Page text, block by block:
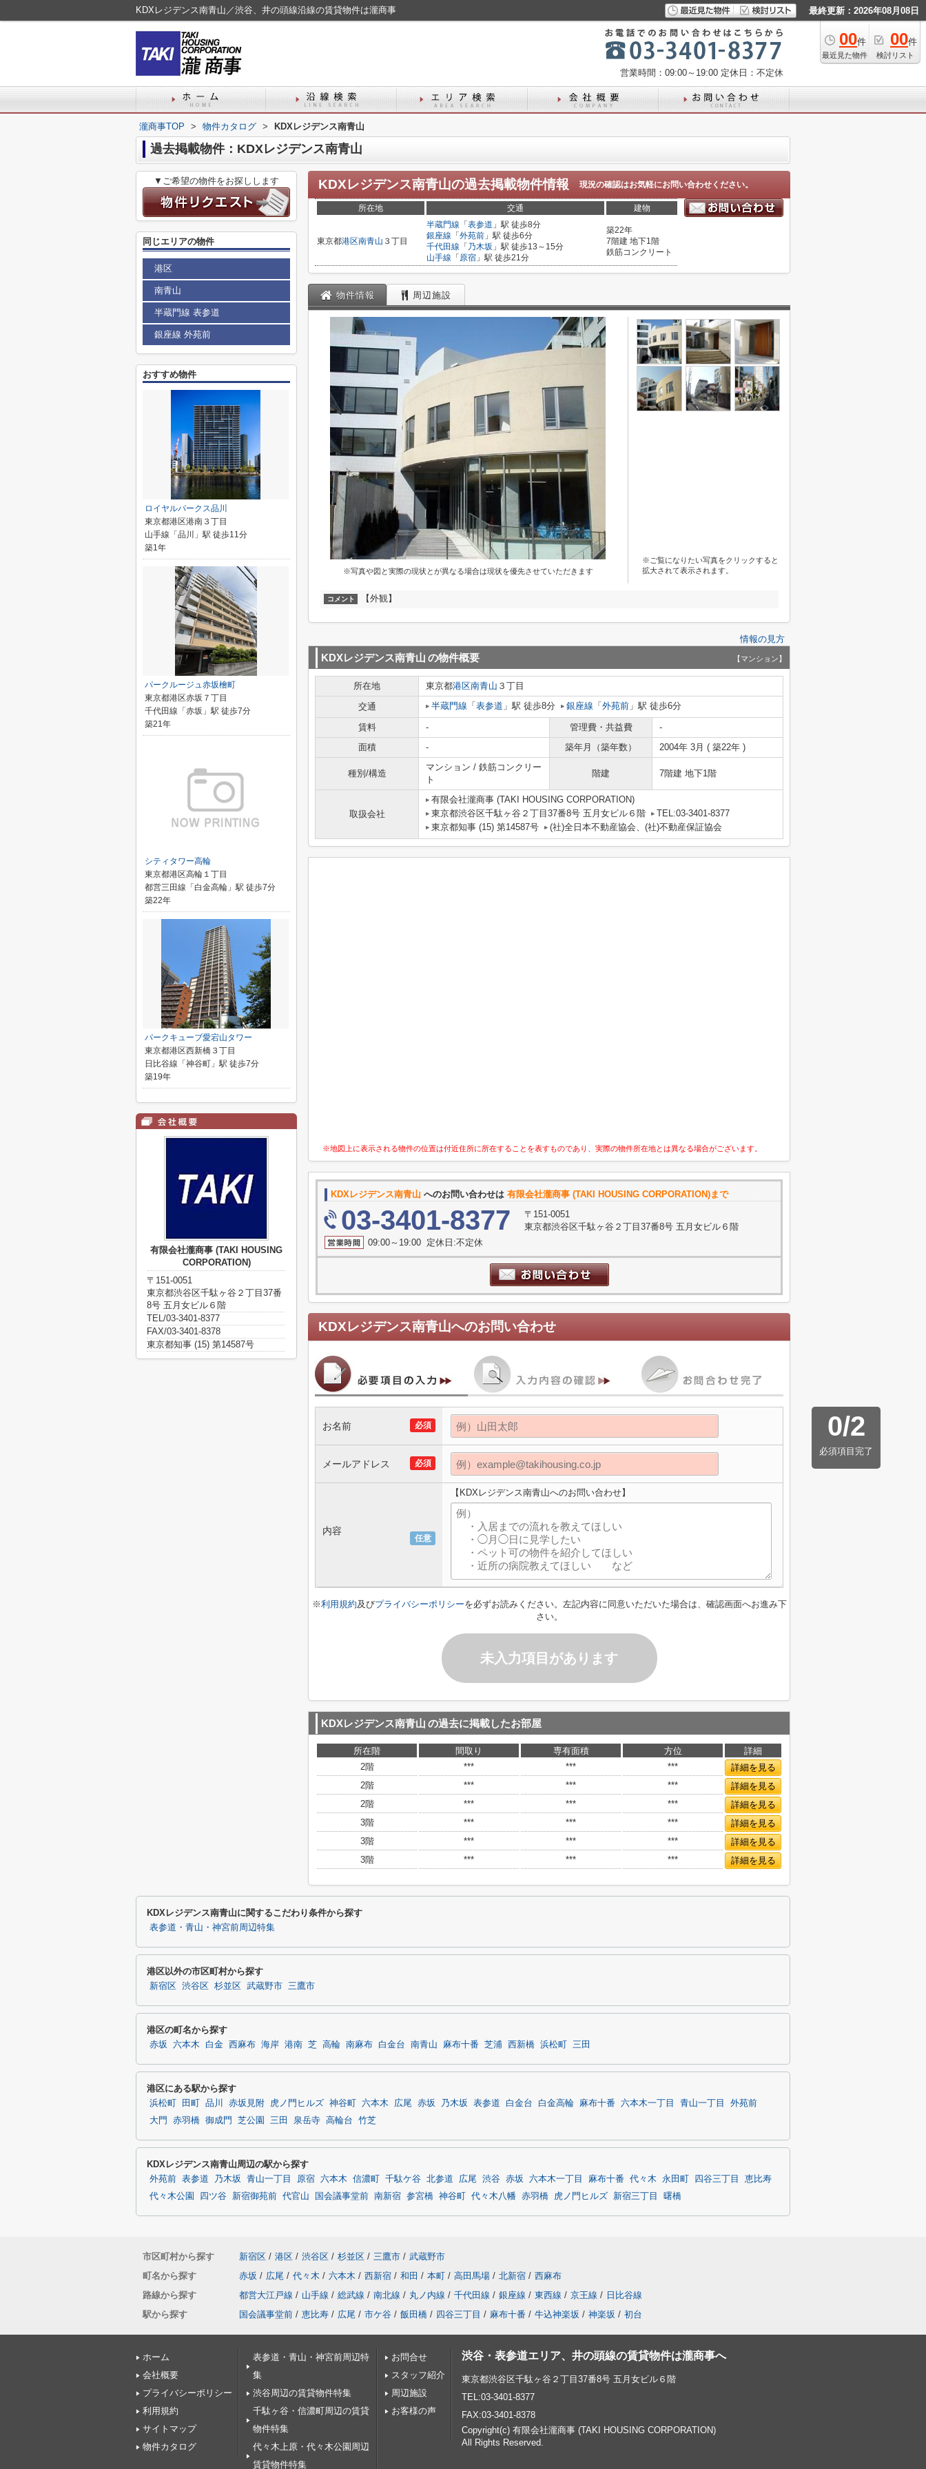
KDXレジデンス南青山／渋谷、井の頭線沿線の賃貸物件は瀧商事 最終更新：2026年08月08日
00件
最近見た物件
00件
検討リスト
営業時間：09:00～19:00 定休日：不定休
瀧商事TOP > 物件カタログ > KDXレジデンス南青山
過去掲載物件：KDXレジデンス南青山
KDXレジデンス南青山の過去掲載物件情報 現況の確認はお気軽にお問い合わせください。
所在地 交通 建物
東京都港区南青山 ３丁目
半蔵門線 「 表参道 」駅 徒歩8分
銀座線 「 外苑前 」駅 徒歩6分
千代田線 「 乃木坂 」駅 徒歩13～15分
山手線 「 原宿 」駅 徒歩21分
築22年
7階建 地下1階
鉄筋コンクリート
物件情報 周辺施設
※写真や図と実際の現状とが異なる場合は現状を優先させていただきます
※ご覧になりたい写真をクリックすると
拡大されて表示されます。
コメント 【外観】
情報の見方
KDXレジデンス南青山 の物件概要 【マンション】
所在地 東京都港区南青山 ３丁目
交通
半蔵門線 「 表参道 」駅 徒歩8分 銀座線 「 外苑前 」駅 徒歩6分
賃料 - 管理費・共益費
-
面積
- 築年月（築年数） 2004年 3月 ( 築22年 )
種別/構造
マンション / 鉄筋コンクリー
ト
階建 7階建 地下1階
取扱会社
有限会社瀧商事 (TAKI HOUSING CORPORATION)
東京都渋谷区千駄ヶ谷２丁目37番8号 五月女ビル６階
TEL:03-3401-8377
東京都知事 (15) 第14587号
(社)全日本不動産協会、(社)不動産保証協会
※地図上に表示される物件の位置は付近住所に所在することを表すものであり、実際の物件所在地とは異なる場合がございます。
KDXレジデンス南青山 へのお問い合わせは 有限会社瀧商事 (TAKI HOUSING CORPORATION)まで
03-3401-8377
〒151-0051
東京都渋谷区千駄ヶ谷２丁目37番8号 五月女ビル６階
09:00～19:00 定休日:不定休
KDXレジデンス南青山へのお問い合わせ
0/2
必須項目完了
必須
お名前
必須
メールアドレス
任意
内容
【KDXレジデンス南青山へのお問い合わせ】
※利用規約及びプライバシーポリシーを必ずお読みください。左記内容に同意いただいた場合は、確認画面へお進み下
さい。
未入力項目があります
KDXレジデンス南青山 の過去に掲載したお部屋
所在階 間取り 専有面積 方位
詳細
2階
*** *** ***
詳細を見る
2階
*** *** ***
詳細を見る
2階
*** *** ***
詳細を見る
3階
*** *** ***
詳細を見る
3階
*** *** ***
詳細を見る
3階
*** *** *** 詳細を見る
▼ご希望の物件をお探しします
同じエリアの物件
港区
南青山
半蔵門線 表参道
銀座線 外苑前
おすすめ物件
ロイヤルパークス品川
東京都港区港南３丁目
山手線「品川」駅 徒歩11分
築1年
パークルージュ赤坂檜町
東京都港区赤坂７丁目
千代田線「赤坂」駅 徒歩7分
築21年
シティタワー高輪
東京都港区高輪１丁目
都営三田線「白金高輪」駅 徒歩7分
築22年
パークキューブ愛宕山タワー
東京都港区西新橋３丁目
日比谷線「神谷町」駅 徒歩7分
築19年
有限会社瀧商事 (TAKI HOUSING
CORPORATION)
〒151-0051
東京都渋谷区千駄ヶ谷２丁目37番
8号 五月女ビル６階
TEL/03-3401-8377
FAX/03-3401-8378
東京都知事 (15) 第14587号
KDXレジデンス南青山に関するこだわり条件から探す
表参道・青山・神宮前周辺特集
港区以外の市区町村から探す
新宿区 渋谷区 杉並区 武蔵野市 三鷹市
港区の町名から探す
赤坂 六本木 白金 西麻布 海岸 港南 芝 高輪 南麻布 白金台 南青山 麻布十番 芝浦 西新橋 浜松町 三田
港区にある駅から探す
浜松町 田町 品川 赤坂見附 虎ノ門ヒルズ 神谷町 六本木 広尾 赤坂 乃木坂 表参道 白金台 白金高輪 麻布十番 六本木一丁目 青山一丁目
外苑前
大門
赤羽橋 御成門 芝公園 三田 泉岳寺 高輪台 竹芝
KDXレジデンス南青山周辺の駅から探す
外苑前 表参道 乃木坂 青山一丁目 原宿 六本木 信濃町 千駄ケ谷 北参道 広尾 渋谷 赤坂 六本木一丁目 麻布十番 代々木 永田町 四谷三丁目
恵比寿
代々木公園
四ツ谷 新宿御苑前 代官山 国会議事堂前 南新宿 参宮橋 神谷町 代々木八幡 赤羽橋 虎ノ門ヒルズ 新宿三丁目 曙橋
市区町村から探す 新宿区 / 港区 / 渋谷区 / 杉並区 / 三鷹市 / 武蔵野市
町名から探す
赤坂 / 広尾 / 代々木 / 六本木 / 西新宿 / 和田 / 本町 / 高田馬場 / 北新宿 / 西麻布
路線から探す
都営大江戸線 / 山手線 / 総武線 / 南北線 / 丸ノ内線 / 千代田線 / 銀座線 / 東西線 / 京王線 / 日比谷線
駅から探す
国会議事堂前 / 恵比寿 / 広尾 / 市ケ谷 / 飯田橋 / 四谷三丁目 / 麻布十番 / 牛込神楽坂 / 神楽坂 / 初台
ホーム
会社概要
プライバシーポリシー
利用規約
サイトマップ
物件カタログ
表参道・青山・神宮前周辺特
集
渋谷周辺の賃貸物件特集
千駄ヶ谷・信濃町周辺の賃貸
物件特集
代々木上原・代々木公園周辺
賃貸物件特集
お問合せ
スタッフ紹介
周辺施設
お客様の声
渋谷・表参道エリア、井の頭線の賃貸物件は瀧商事へ
東京都渋谷区千駄ヶ谷２丁目37番8号 五月女ビル６階
TEL:03-3401-8377
FAX:03-3401-8378
Copyright(c) 有限会社瀧商事 (TAKI HOUSING CORPORATION)
All Rights Reserved.